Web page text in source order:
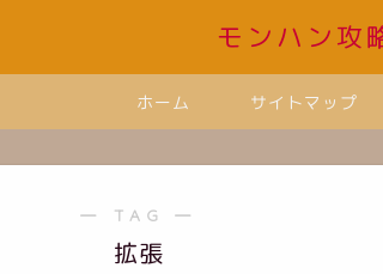
モンハン攻
ホーム サイトマップ
― TAG ―
拡張